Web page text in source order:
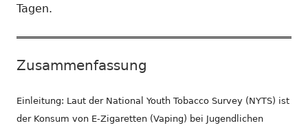
Tagen.
Zusammenfassung
Einleitung: Laut der National Youth Tobacco Survey (NYTS) ist
der Konsum von E-Zigaretten (Vaping) bei Jugendlichen